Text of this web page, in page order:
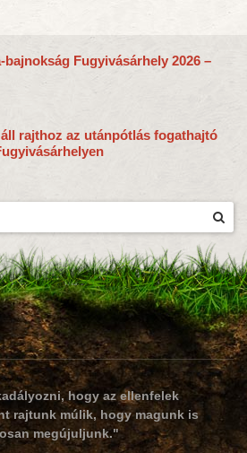
Fugyivásárhely 2026 –
rajthoz az utánpótlás fogathajtó
hogy az ellenfelek
rajtunk múlik, hogy magunk is
megújuljunk."